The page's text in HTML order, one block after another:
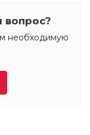
вопрос?
необходимую